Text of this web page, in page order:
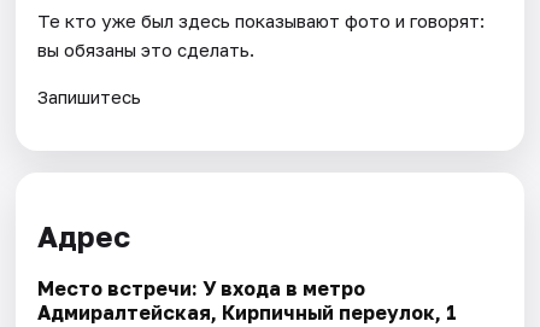
Те кто уже был здесь показывают фото и говорят:
вы обязаны это сделать.
Запишитесь
Адрес
Место встречи: У входа в метро
Адмиралтейская, Кирпичный переулок, 1